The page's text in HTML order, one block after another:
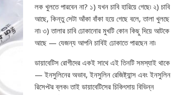
লক খুলতে পারবেন না? ১) যখন চাবি হারিয়ে গেছে৷ ২) চাবি
আছে, কিন্তু সেটা আঁকা বাঁকা হয়ে গেছে বলে, তালা খুলছে
না৷ ৩) তালার চাবি ঢোকানোর মুখটি কোন কিছু দিয়ে আটকে
আছে — যেজন্য আপনি চাবিই ঢোকাতে পারছেন না৷
ডায়াবেটিস রোগীদের একই সাথে এই তিনটি সমস্যাই থাকে
— ইনসুলিনের অভাব, ইনসুলিন রেজিষ্ট্যান্স এবং ইনসুলিন
রিসেপ্টর ব্লক৷ তাই ডায়াবেটিসের চিকিৎসায় বিভিন্ন